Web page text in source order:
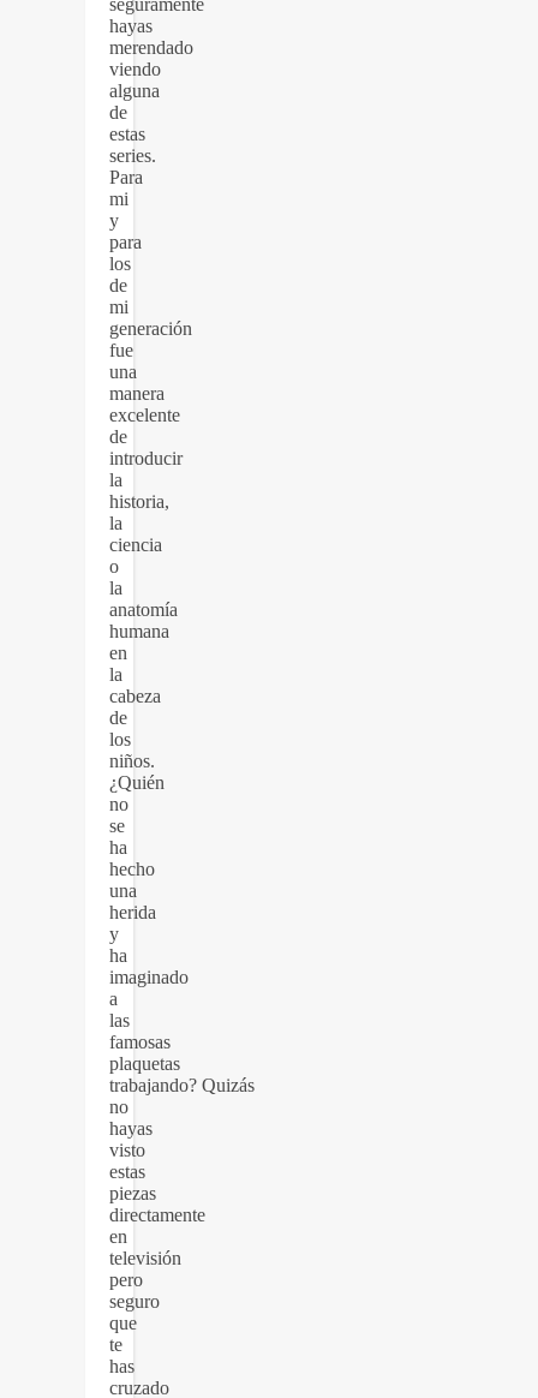
hayas
merendado
viendo
alguna
de
estas
series.
Para
mi
y
para
los
de
mi
generación
fue
una
manera
excelente
de
introducir
la
historia,
la
ciencia
o
la
anatomía
humana
en
la
cabeza
de
los
niños.
¿Quién
no
se
ha
hecho
una
herida
y
ha
imaginado
a
las
famosas
plaquetas
trabajando? Quizás
no
hayas
visto
estas
piezas
directamente
en
televisión
pero
seguro
que
te
has
cruzado